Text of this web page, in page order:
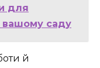
для
вашому саду
й